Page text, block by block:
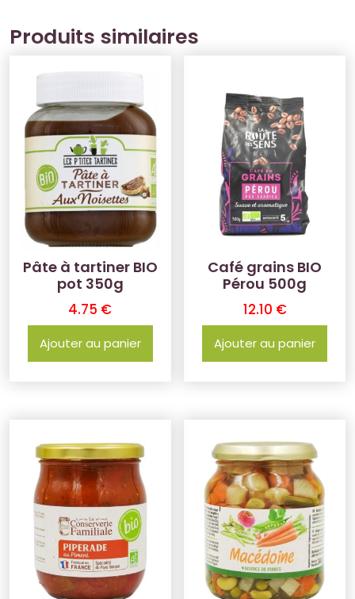
Produits similaires
Pâte à tartiner BIO
pot 350g
4.75 €
Ajouter au panier
Café grains BIO
Pérou 500g
12.10 €
Ajouter au panier